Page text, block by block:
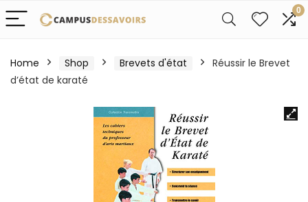
0
Home Shop Brevets d'état
Réussir le Brevet
d’état de karaté